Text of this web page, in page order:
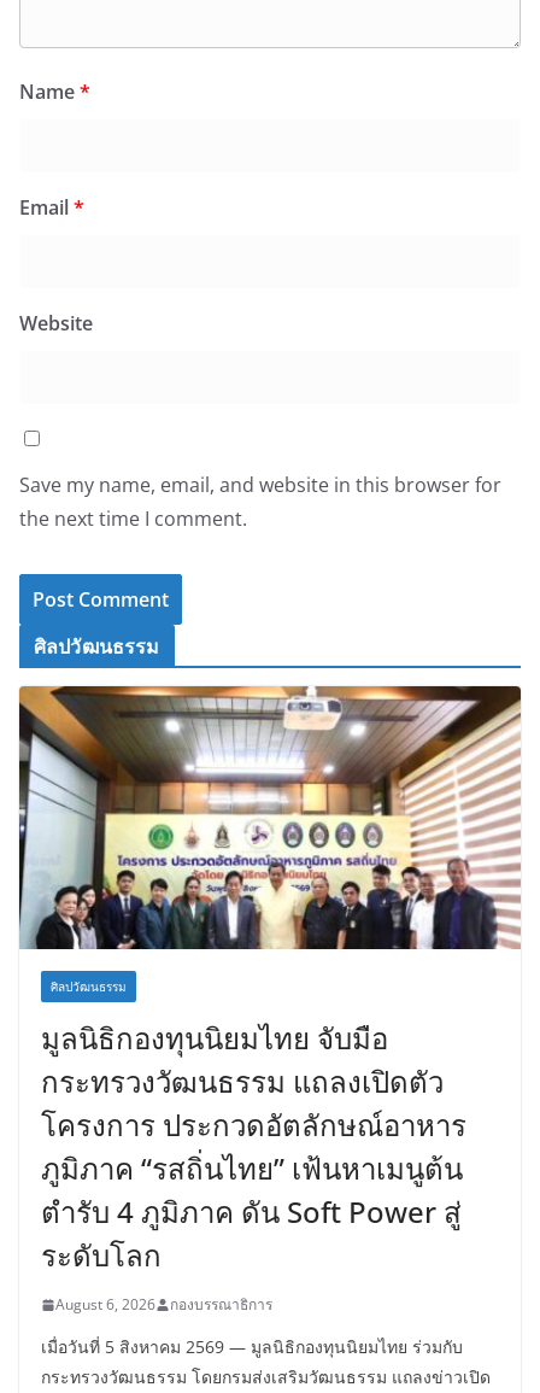
Name*
Email*
Website
Save my name, email, and website in this browser for
the next time I comment.
ศิลปวัฒนธรรม
ศิลปวัฒนธรรม
มูลนิธิกองทุนนิยมไทย จับมือ
กระทรวงวัฒนธรรม แถลงเปิดตัว
โครงการ ประกวดอัตลักษณ์อาหาร
ภูมิภาค “รสถิ่นไทย” เฟ้นหาเมนูต้น
ตำรับ 4 ภูมิภาค ดัน Soft Power สู่
ระดับโลก
August 6, 2026 กองบรรณาธิการ
เมื่อวันที่ 5 สิงหาคม 2569 — มูลนิธิกองทุนนิยมไทย ร่วมกับ
กระทรวงวัฒนธรรม โดยกรมส่งเสริมวัฒนธรรม แถลงข่าวเปิด